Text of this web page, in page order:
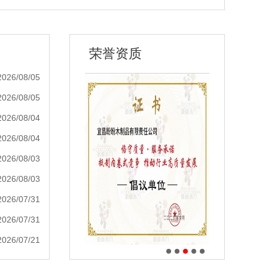
08/05
08/05
08/04
08/04
08/03
08/03
07/31
07/31
07/21
荣誉资质